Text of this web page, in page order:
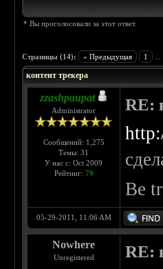
* Вы проголосовали за этот ответ.
Страницы (14): « Предыдущая 1
контент трекера
zzashpaupat
Administrator
Сообщений: 1,275
Темы: 31
У нас с: Oct 2009
Рейтинг: 79
RE:
Be
05-29-2011, 11:06 AM
Nowhere
Unregistered RE: